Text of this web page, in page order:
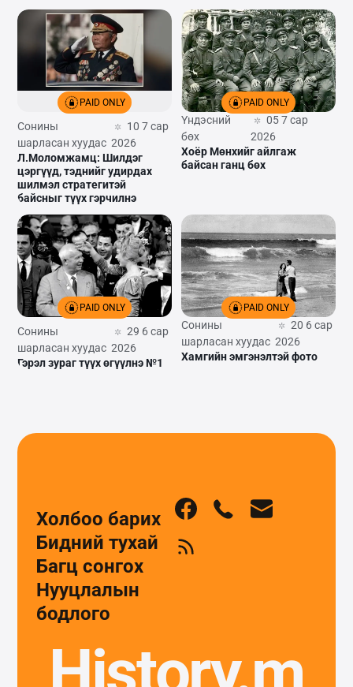
PAID ONLY
Сонины
шарласан хуудас
10 7 сар
2026
Л.Моломжамц: Шилдэг
цэргүүд, тэднийг удирдах
шилмэл стратегитэй
байсныг түүх гэрчилнэ
PAID ONLY
Үндэсний
бөх
05 7 сар
2026
Хоёр Мөнхийг айлгаж
байсан ганц бөх
PAID ONLY
Сонины
шарласан хуудас
29 6 сар
2026
Гэрэл зураг түүх өгүүлнэ №1
PAID ONLY
Сонины
шарласан хуудас
20 6 сар
2026
Хамгийн эмгэнэлтэй фото
Холбоо барих
Бидний тухай
Багц сонгох
Нууцлалын
бодлого